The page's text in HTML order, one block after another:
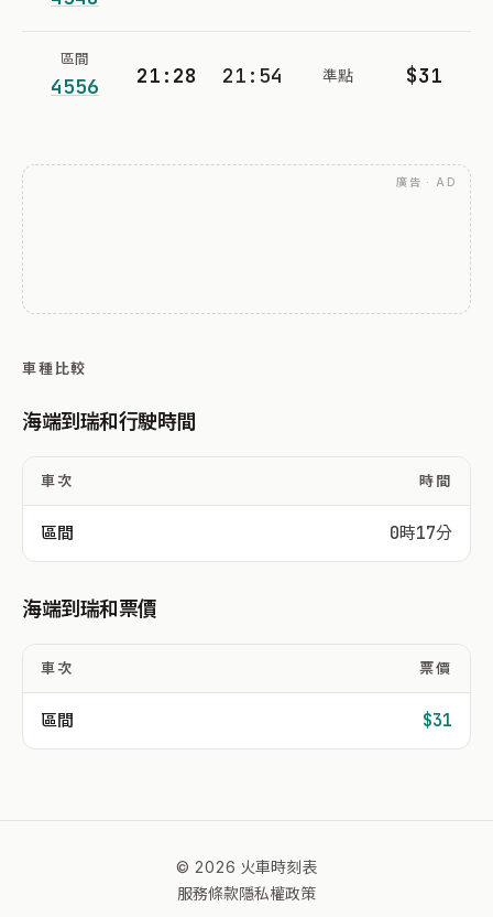
區間
4556 21:28 21:54 準點 $31
廣告 · AD
車種比較
海端到瑞和行駛時間
車次 時間
區間 0時17分
海端到瑞和票價
車次 票價
區間 $31
© 2026 火車時刻表
服務條款隱私權政策